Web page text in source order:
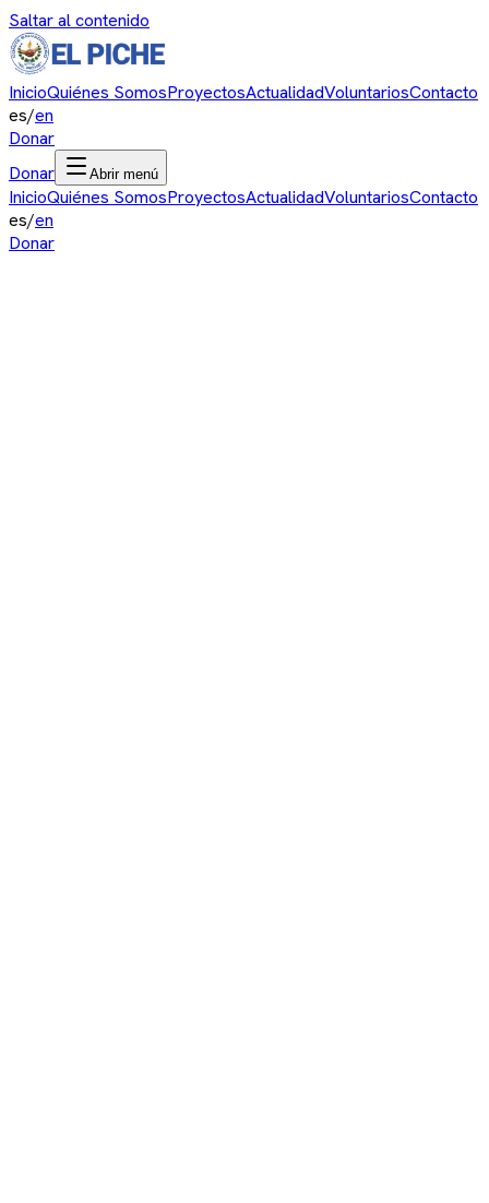
Saltar al contenido
InicioQuiénes SomosProyectosActualidadVoluntariosContacto
es/en
Donar
Donar
Abrir menú
InicioQuiénes SomosProyectosActualidadVoluntariosContacto
es/en
Donar